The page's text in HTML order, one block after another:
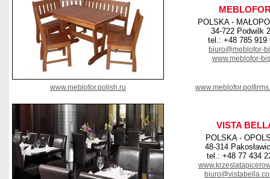
POLSKA -
34-722 Podwilk
tel.: +48 785 919
biuro@meblofor-
www.meblofor-
www.meblofor.polish.ru
VISTA
POLSKA -
48-314
tel.: +48 77 434